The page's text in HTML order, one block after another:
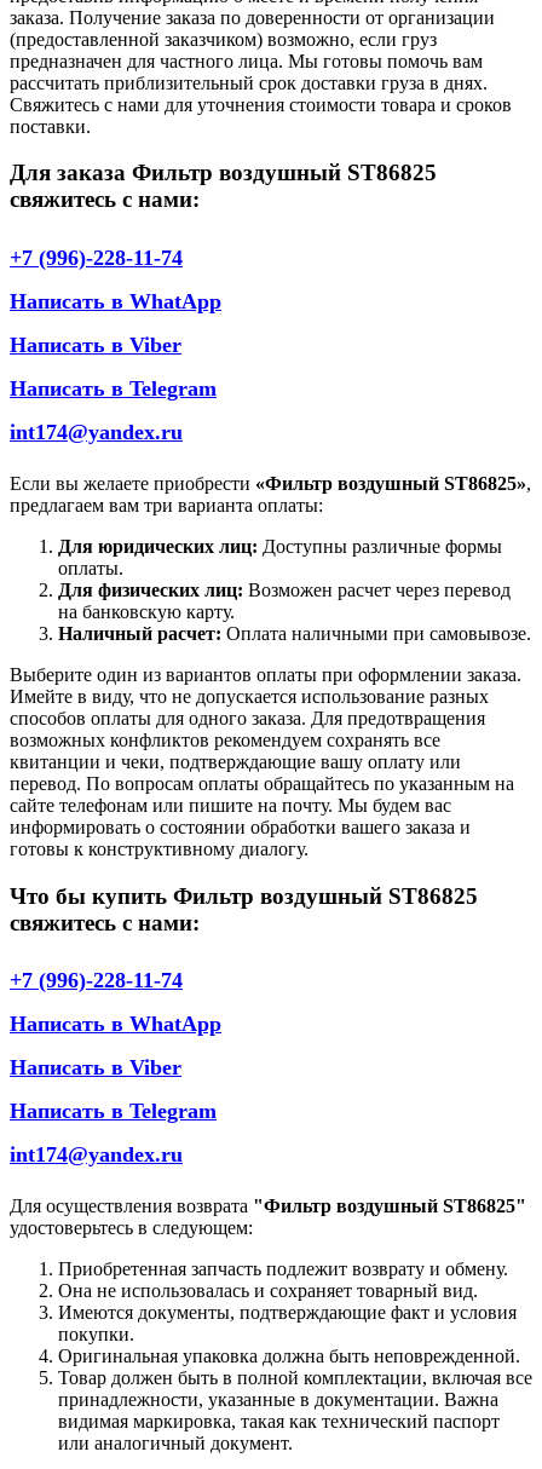
заказа. Получение заказа по доверенности от организации
(предоставленной заказчиком) возможно, если груз
предназначен для частного лица. Мы готовы помочь вам
рассчитать приблизительный срок доставки груза в днях.
Свяжитесь с нами для уточнения стоимости товара и сроков
поставки.
Для заказа Фильтр воздушный ST86825
свяжитесь с нами:
+7 (996)-228-11-74
Написать в WhatApp
Написать в Viber
Написать в Telegram
int174@yandex.ru
Если вы желаете приобрести «Фильтр воздушный ST86825»,
предлагаем вам три варианта оплаты:
Для юридических лиц: Доступны различные формы
оплаты.
Для физических лиц: Возможен расчет через перевод
на банковскую карту.
Наличный расчет: Оплата наличными при самовывозе.
Выберите один из вариантов оплаты при оформлении заказа.
Имейте в виду, что не допускается использование разных
способов оплаты для одного заказа. Для предотвращения
возможных конфликтов рекомендуем сохранять все
квитанции и чеки, подтверждающие вашу оплату или
перевод. По вопросам оплаты обращайтесь по указанным на
сайте телефонам или пишите на почту. Мы будем вас
информировать о состоянии обработки вашего заказа и
готовы к конструктивному диалогу.
Что бы купить Фильтр воздушный ST86825
свяжитесь с нами:
+7 (996)-228-11-74
Написать в WhatApp
Написать в Viber
Написать в Telegram
int174@yandex.ru
Для осуществления возврата "Фильтр воздушный ST86825"
удостоверьтесь в следующем:
Приобретенная запчасть подлежит возврату и обмену.
Она не использовалась и сохраняет товарный вид.
Имеются документы, подтверждающие факт и условия
покупки.
Оригинальная упаковка должна быть неповрежденной.
Товар должен быть в полной комплектации, включая все
принадлежности, указанные в документации. Важна
видимая маркировка, такая как технический паспорт
или аналогичный документ.